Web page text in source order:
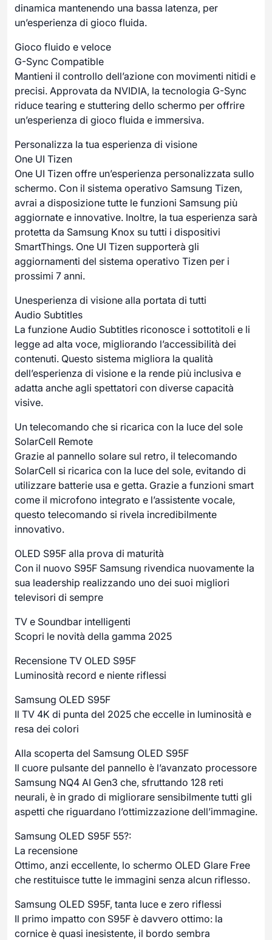
dinamica mantenendo una bassa latenza, per
un’esperienza di gioco fluida.
Gioco fluido e veloce
G-Sync Compatible
Mantieni il controllo dell’azione con movimenti nitidi e
precisi. Approvata da NVIDIA, la tecnologia G-Sync
riduce tearing e stuttering dello schermo per offrire
un’esperienza di gioco fluida e immersiva.
Personalizza la tua esperienza di visione
One UI Tizen
One UI Tizen offre un’esperienza personalizzata sullo
schermo. Con il sistema operativo Samsung Tizen,
avrai a disposizione tutte le funzioni Samsung più
aggiornate e innovative. Inoltre, la tua esperienza sarà
protetta da Samsung Knox su tutti i dispositivi
SmartThings. One UI Tizen supporterà gli
aggiornamenti del sistema operativo Tizen per i
prossimi 7 anni.
Unesperienza di visione alla portata di tutti
Audio Subtitles
La funzione Audio Subtitles riconosce i sottotitoli e li
legge ad alta voce, migliorando l’accessibilità dei
contenuti. Questo sistema migliora la qualità
dell’esperienza di visione e la rende più inclusiva e
adatta anche agli spettatori con diverse capacità
visive.
Un telecomando che si ricarica con la luce del sole
SolarCell Remote
Grazie al pannello solare sul retro, il telecomando
SolarCell si ricarica con la luce del sole, evitando di
utilizzare batterie usa e getta. Grazie a funzioni smart
come il microfono integrato e l’assistente vocale,
questo telecomando si rivela incredibilmente
innovativo.
OLED S95F alla prova di maturità
Con il nuovo S95F Samsung rivendica nuovamente la
sua leadership realizzando uno dei suoi migliori
televisori di sempre
TV e Soundbar intelligenti
Scopri le novità della gamma 2025
Recensione TV OLED S95F
Luminosità record e niente riflessi
Samsung OLED S95F
Il TV 4K di punta del 2025 che eccelle in luminosità e
resa dei colori
Alla scoperta del Samsung OLED S95F
Il cuore pulsante del pannello è l’avanzato processore
Samsung NQ4 AI Gen3 che, sfruttando 128 reti
neurali, è in grado di migliorare sensibilmente tutti gli
aspetti che riguardano l’ottimizzazione dell’immagine.
Samsung OLED S95F 55?:
La recensione
Ottimo, anzi eccellente, lo schermo OLED Glare Free
che restituisce tutte le immagini senza alcun riflesso.
Samsung OLED S95F, tanta luce e zero riflessi
Il primo impatto con S95F è davvero ottimo: la
cornice è quasi inesistente, il bordo sembra